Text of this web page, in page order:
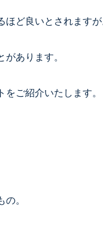
ど良いとされますが
あります。
ご紹介いたします。
。